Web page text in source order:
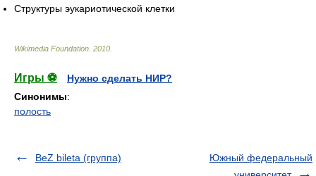
Структуры эукариотической клетки
Wikimedia Foundation 2010
Игры ⚽
Нужно сделать НИР?
Синонимы:
полость
BeZ bileta (группа)
Южный федеральный